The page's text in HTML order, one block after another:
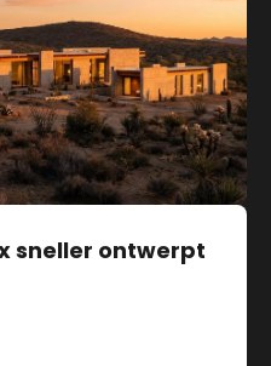
sneller ontwerpt